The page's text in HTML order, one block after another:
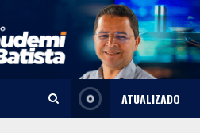
ATUALIZADO